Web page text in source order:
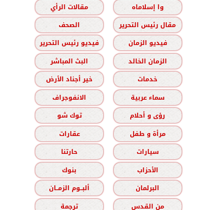
وا إسلاماه
مقالات الرأي
مقال رئيس التحرير
الصحف
فيديو الزمان
فيديو رئيس التحرير
الزمان الخالد
البث المباشر
خدمات
خير أجناد الأرض
سماء عربية
الانفوجراف
رؤى و أحلام
توك شو
مرأة و طفل
عقارات
سيارات
حارتنا
الأحزاب
بنوك
البرلمان
ألبــوم الزمــان
من القدس
ترجمة